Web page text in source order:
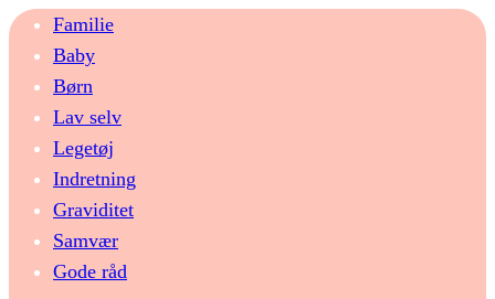
Familie
Baby
Børn
Lav selv
Legetøj
Indretning
Graviditet
Samvær
Gode råd